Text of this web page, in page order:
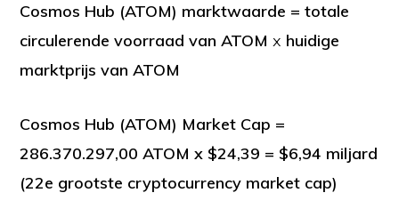
Cosmos Hub (ATOM) marktwaarde = totale
circulerende voorraad van ATOMx huidige
marktprijs van ATOM
Cosmos Hub (ATOM) Market Cap =
286.370.297,00 ATOM x $24,39 = $6,94 miljard
(22e grootste cryptocurrency market cap)